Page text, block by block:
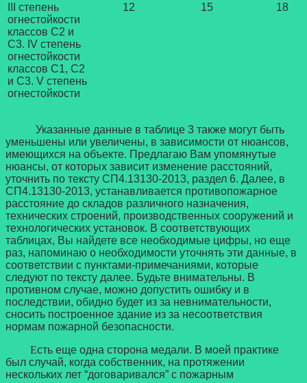
III степень
огнестойкости
классов С2 и
С3. IV степень
огнестойкости
классов C1, C2
и С3. V степень
огнестойкости
12 15 18
Указанные данные в таблице 3 также могут быть
уменьшены или увеличены, в зависимости от нюансов,
имеющихся на объекте. Предлагаю Вам упомянутые
нюансы, от которых зависит изменение расстояний,
уточнить по тексту СП4.13130-2013, раздел 6. Далее, в
СП4.13130-2013, устанавливается противопожарное
расстояние до складов различного назначения,
технических строений, производственных сооружений и
технологических установок. В соответствующих
таблицах, Вы найдете все необходимые цифры, но еще
раз, напоминаю о необходимости уточнять эти данные, в
соответствии с пунктами-примечаниями, которые
следуют по тексту далее. Будьте внимательны. В
противном случае, можно допустить ошибку и в
последствии, обидно будет из за невнимательности,
сносить построенное здание из за несоответствия
нормам пожарной безопасности.
Есть еще одна сторона медали. В моей практике
был случай, когда собственник, на протяжении
нескольких лет “договаривался” с пожарным